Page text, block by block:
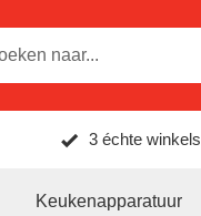
3 échte winkels
Keukenapparatuur